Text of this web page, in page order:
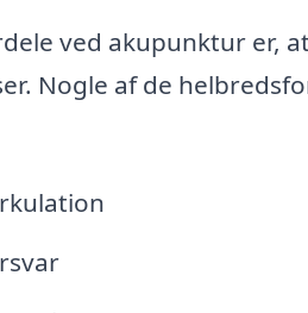
ved akupunktur er,
Nogle af de